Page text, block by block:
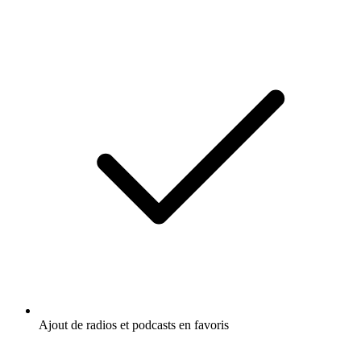
Ajout de radios et podcasts en favoris